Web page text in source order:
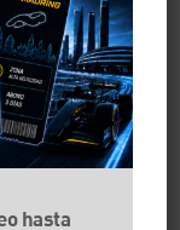
30 en la
calles a 30
de
según la
los 20
hasta